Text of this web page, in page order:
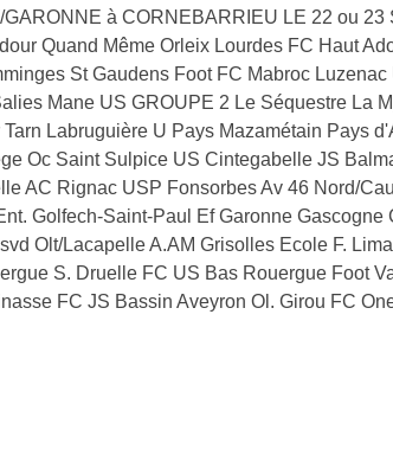
à CORNEBARRIEU LE 22 ou
Quand Même Orleix Lourdes FC Haut
St Gaudens Foot FC Mabroc
Mane US GROUPE 2 Le Séquestre La
Labruguière U Pays Mazamétain Pays
Oc Saint Sulpice US Cintegabelle JS
AC Rignac USP Fonsorbes Av 46 Nord/
Golfech-Saint-Paul Ef Garonne
Olt/Lacapelle A.AM Grisolles Ecole F.
S. Druelle FC US Bas Rouergue Foot
FC JS Bassin Aveyron Ol. Girou FC